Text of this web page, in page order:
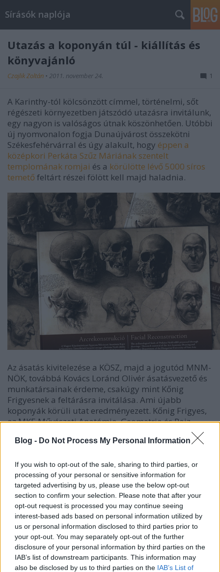
Blog - Do Not Process My Personal Information
If you wish to opt-out of the sale, sharing to third parties, or
processing of your personal or sensitive information for
targeted advertising by us, please use the below opt-out
section to confirm your selection. Please note that after your
opt-out request is processed you may continue seeing
interest-based ads based on personal information utilized by
us or personal information disclosed to third parties prior to
your opt-out. You may separately opt-out of the further
disclosure of your personal information by third parties on the
IAB’s list of downstream participants. This information may
also be disclosed by us to third parties on the IAB’s List of
Sírásók naplója
Utazás a koponyán túl - kiállítás és
könyvajánló
Czajlik Zoltán • 2011. november 24. 1
A Karinthy-tól kölcsönzött címmel, történelmi, sőt
régészeti környezetben játszódó utazásra invitálunk,
egy nagyon is valóságos útnak köszönhetően. Utóbbi
új nyomvonalon fogja Dunaújvárost összekötni
Székesfehérvárral és úgy alakult, hogy éppen a
középkori Perkáta Szűz Máriának szentelt
templomának romjai és a körülötte lévő 5000 síros
temető feltárt részei fölött kell majd haladnia.
Az ásatás kivitelezése a KÖSZ, majd a jogutód MNM-
NÖK, továbbá Kovács Loránd Olivér ásatásvezető és
munkatársainak érdeme, csakúgy mint Kőnig
Frigyesnek a feltárásra invitálása. Ami újabb
koponyák körüli utat eredményezett. Kőnig Frigyes,
az MKE Művészeti Anatómia, Geometria és Rajz
Tanszék professzora (és az egyetem rektora) vár-
rekonstrukciói, művészi feldolgozásai, kötetei révén
tudják róla, hogy a koponyákat is rekonstrukciós
elképzelései körébe vonta.
A korábban Árpás Károly és mások által megkezdett
kísérletezésből a perkátai ásatás 5000 sírja
„provokált” kutatási programot. Igazi egyetemi
munkaként persze az oktatásba is bekerült, nemcsak
a Tanszék oktatói, hanem hallgatói is részt vettek az
„utazásban”, aminek eredményeképpen
megelevenedtek a középkori perkátai emberek arcai.